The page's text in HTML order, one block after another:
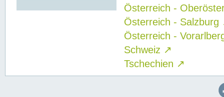
Österreich -
Österreich - Salzburg
Österreich -
Schweiz ↗
Tschechien ↗